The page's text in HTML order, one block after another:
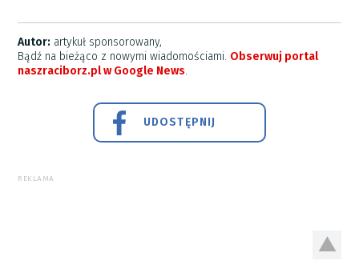
Autor: artykuł sponsorowany,
Bądź na bieżąco z nowymi wiadomościami. Obserwuj portal
naszraciborz.pl w Google News.
UDOSTĘPNIJ
REKLAMA